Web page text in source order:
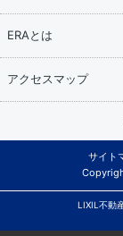
ERAとは
アクセスマップ
サイト
LIXIL不動